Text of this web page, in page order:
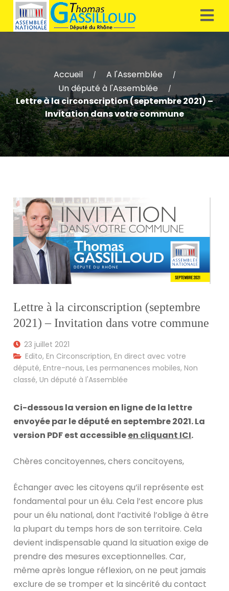
Accueil / A l'Assemblée /
Un député à l'Assemblée /
Lettre à la circonscription (septembre 2021) –
Invitation dans votre commune
Lettre à la circonscription (septembre
2021) – Invitation dans votre commune
23 juillet 2021
Edito,En Circonscription,En direct avec votre
député,Entre-nous,Les permanences mobiles,Non
classé,Un député à l'Assemblée
Ci-dessous la version en ligne de la lettre
envoyée par le député en septembre 2021. La
version PDF est accessibleen cliquant ICI.
Chères concitoyennes, chers concitoyens,
Échanger avec les citoyens qu’il représente est
fondamental pour un élu. Cela l’est encore plus
pour un élu national, dont l’activité l’oblige à être
la plupart du temps hors de son territoire. Cela
devient indispensable quand la situation exige de
prendre des mesures exceptionnelles. Car,
même après longue réflexion, on ne peut jamais
exclure de se tromper et la sincérité du contact